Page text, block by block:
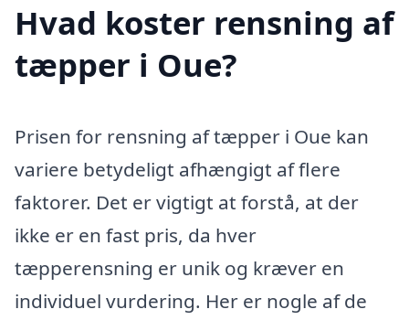
Hvad koster rensning af
tæpper i Oue?
Prisen for rensning af tæpper i Oue kan
variere betydeligt afhængigt af flere
faktorer. Det er vigtigt at forstå, at der
ikke er en fast pris, da hver
tæpperensning er unik og kræver en
individuel vurdering. Her er nogle af de